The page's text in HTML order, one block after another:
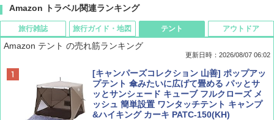
Amazon トラベル関連ランキング
旅行雑誌
ディズニーファン ２０２６年 ９月号 [雑
誌] (ＤＩＳＮＥＹ ＦＡＮ)
￥713
旅行ガイド・地図
D40 地球の歩き方 チェンマイ タイ北部の魅
力的な町 2026～2027 地球の歩き方D アジア
￥2,079
テント
Amazon テント の売れ筋ランキング
更新日時：2026/08/07 06:02
[キャンパーズコレクション 山善] ポップアッ
プテント 傘みたいに広げて畳める パッとサ
ッとサンシェード キューブ フルクローズ メ
ッシュ 簡単設置 ワンタッチテント キャンプ
&ハイキング カーキ PATC-150(KH)
アウトドア